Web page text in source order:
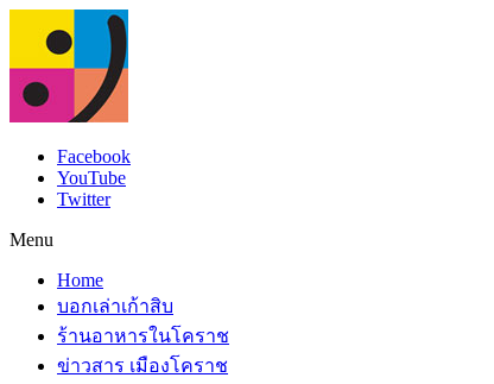
Facebook
YouTube
Twitter
Menu
Home
บอกเล่าเก้าสิบ
ร้านอาหารในโคราช
ข่าวสาร เมืองโคราช